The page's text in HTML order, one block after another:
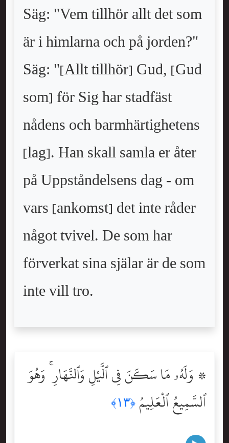
Säg: "Vem tillhör allt det som
är i himlarna och på jorden?"
Säg: "[Allt tillhör] Gud, [Gud
som] för Sig har stadfäst
nådens och barmhärtighetens
[lag]. Han skall samla er åter
på Uppståndelsens dag - om
vars [ankomst] det inte råder
något tvivel. De som har
förverkat sina själar är de som
inte vill tro.
۞ وَلَهُۥ مَا سَكَنَ فِى ٱلَّيْلِ وَٱلنَّهَارِ ۚ وَهُوَ
ٱلسَّمِيعُ ٱلْعَلِيمُ ﴿١٣﴾